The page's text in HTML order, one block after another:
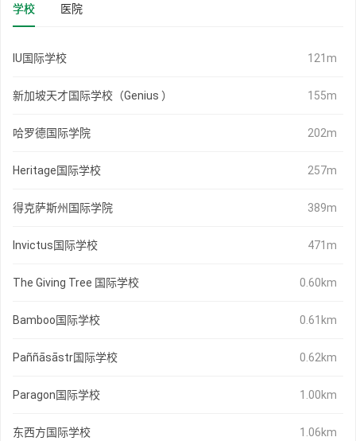
学校 医院
IU国际学校 121m
新加坡天才国际学校（Genius ） 155m
哈罗德国际学院 202m
Heritage国际学校 257m
得克萨斯州国际学院 389m
Invictus国际学校 471m
The Giving Tree 国际学校 0.60km
Bamboo国际学校 0.61km
Paññāsāstr国际学校 0.62km
Paragon国际学校 1.00km
东西方国际学校 1.06km